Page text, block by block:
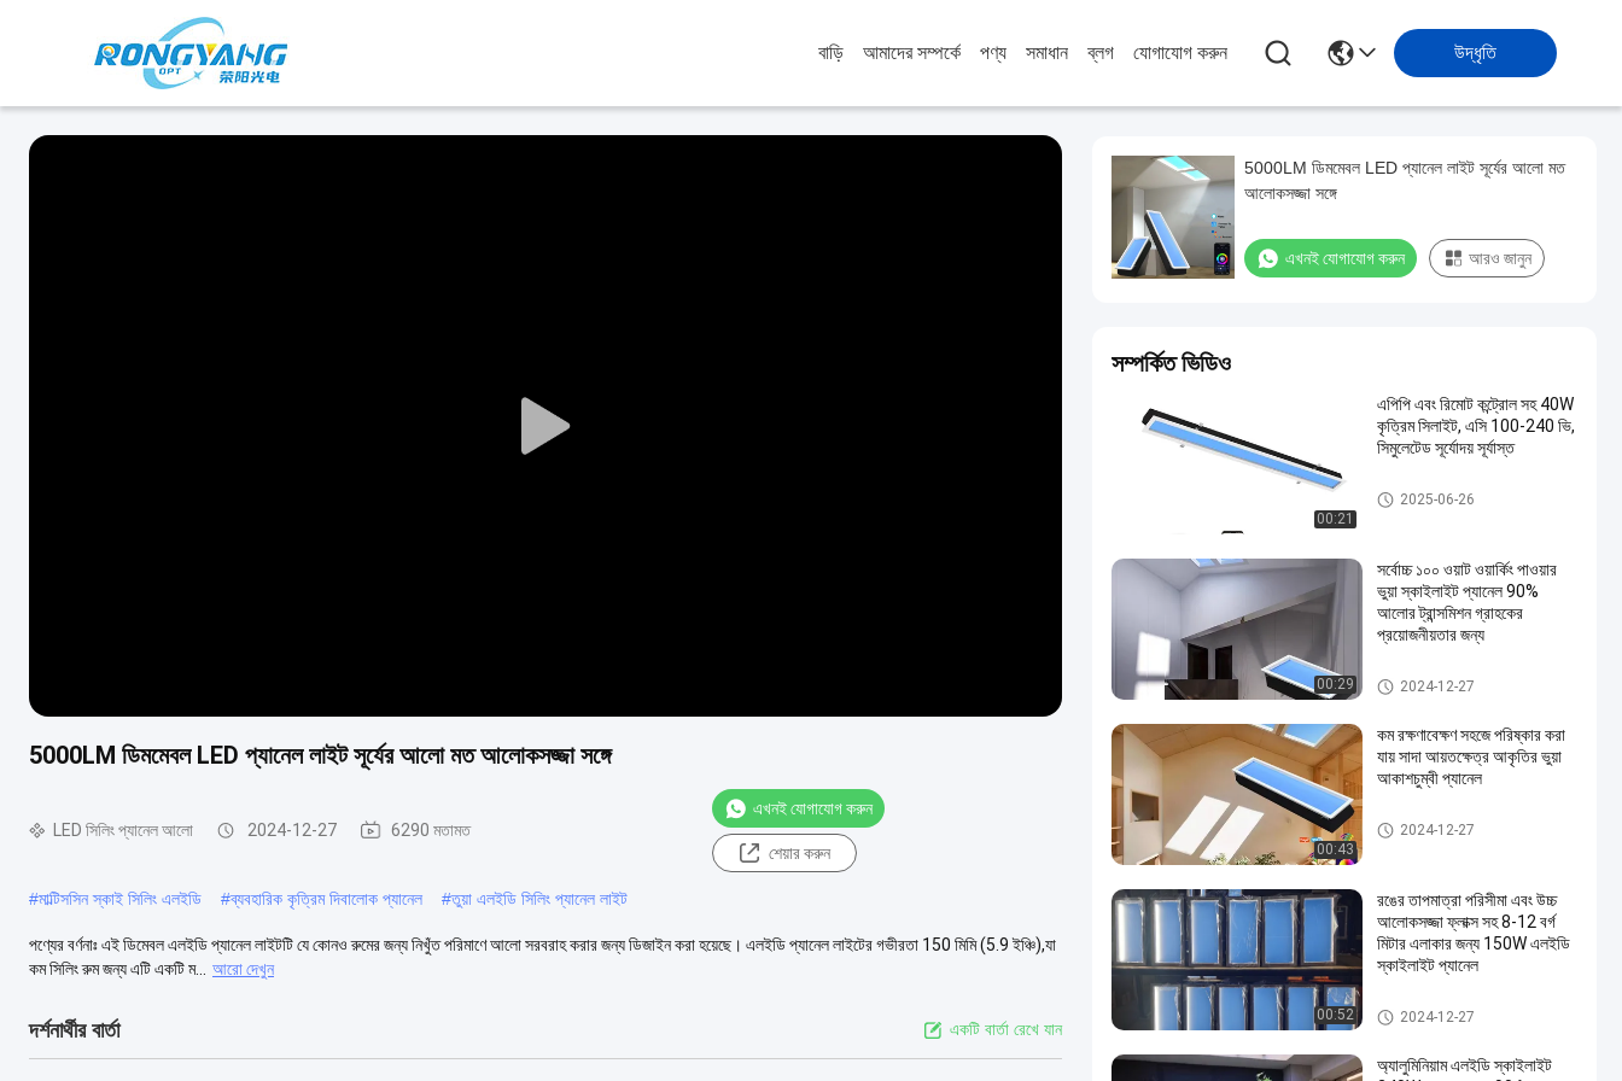
বাড়ি আমাদের সম্পর্কে পণ্য সমাধান ব্লগ যোগাযোগ করুন উদ্ধৃতি
Play
5000LM ডিমমেবল LED প্যানেল লাইট সূর্যের আলো মত আলোকসজ্জা সঙ্গে
LED সিলিং প্যানেল আলো 2024-12-27 6290 মতামত
এখনই যোগাযোগ করুন
শেয়ার করুন
#মাল্টিসসিন স্কাই সিলিং এলইডি #ব্যবহারিক কৃত্রিম দিবালোক প্যানেল #তুয়া এলইডি সিলিং প্যানেল লাইট
পণ্যের বর্ণনাঃ এই ডিমেবল এলইডি প্যানেল লাইটটি যে কোনও রুমের জন্য নিখুঁত পরিমাণে আলো সরবরাহ করার জন্য ডিজাইন করা হয়েছে। এলইডি প্যানেল লাইটের গভীরতা 150 মিমি (5.9 ইঞ্চি),যা
কম সিলিং রুম জন্য এটি একটি ম...
আরো দেখুন
দর্শনার্থীর বার্তা একটি বার্তা রেখে যান
5000LM ডিমমেবল LED প্যানেল লাইট সূর্যের আলো মত
আলোকসজ্জা সঙ্গে
এখনই যোগাযোগ করুন আরও জানুন
সম্পর্কিত ভিডিও
00:21
এপিপি এবং রিমোট কন্ট্রোল সহ 40W
কৃত্রিম সিলাইট, এসি 100-240 ভি,
সিমুলেটেড সূর্যোদয় সূর্যাস্ত
LED সিলিং প্যানেল আলো
2025-06-26
00:29
সর্বোচ্চ ১০০ ওয়াট ওয়ার্কিং পাওয়ার
ভুয়া স্কাইলাইট প্যানেল 90%
আলোর ট্রান্সমিশন গ্রাহকের
প্রয়োজনীয়তার জন্য
ভুল স্কাইলাইট প্যানেল
2024-12-27
00:43
কম রক্ষণাবেক্ষণ সহজে পরিষ্কার করা
যায় সাদা আয়তক্ষেত্র আকৃতির ভুয়া
আকাশচুম্বী প্যানেল
ভুল স্কাইলাইট প্যানেল
2024-12-27
00:52
রঙের তাপমাত্রা পরিসীমা এবং উচ্চ
আলোকসজ্জা ফ্লাক্স সহ 8-12 বর্গ
মিটার এলাকার জন্য 150W এলইডি
স্কাইলাইট প্যানেল
LED স্কাইলাইট প্যানেল
2024-12-27
অ্যালুমিনিয়াম এলইডি স্কাইলাইট